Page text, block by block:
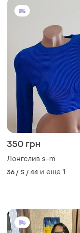
350 грн
Лонгслив s-m
36 / S / 44 и еще 1